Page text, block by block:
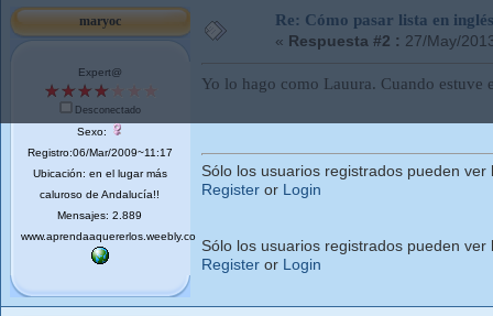
maryoc
Expert@
Desconectado
Sexo:
Registro:06/Mar/2009~11:17
Ubicación: en el lugar más
caluroso de Andalucía!!
Mensajes: 2.889
www.aprendaaquererlos.weebly.com
Re: Cómo pasar lista en
« Respuesta #2 : 27/May/
Yo lo hago como Lauura. Cuando estuve
Sólo los usuarios registrados pueden ver
Register or Login
Sólo los usuarios registrados pueden ver
Register or Login